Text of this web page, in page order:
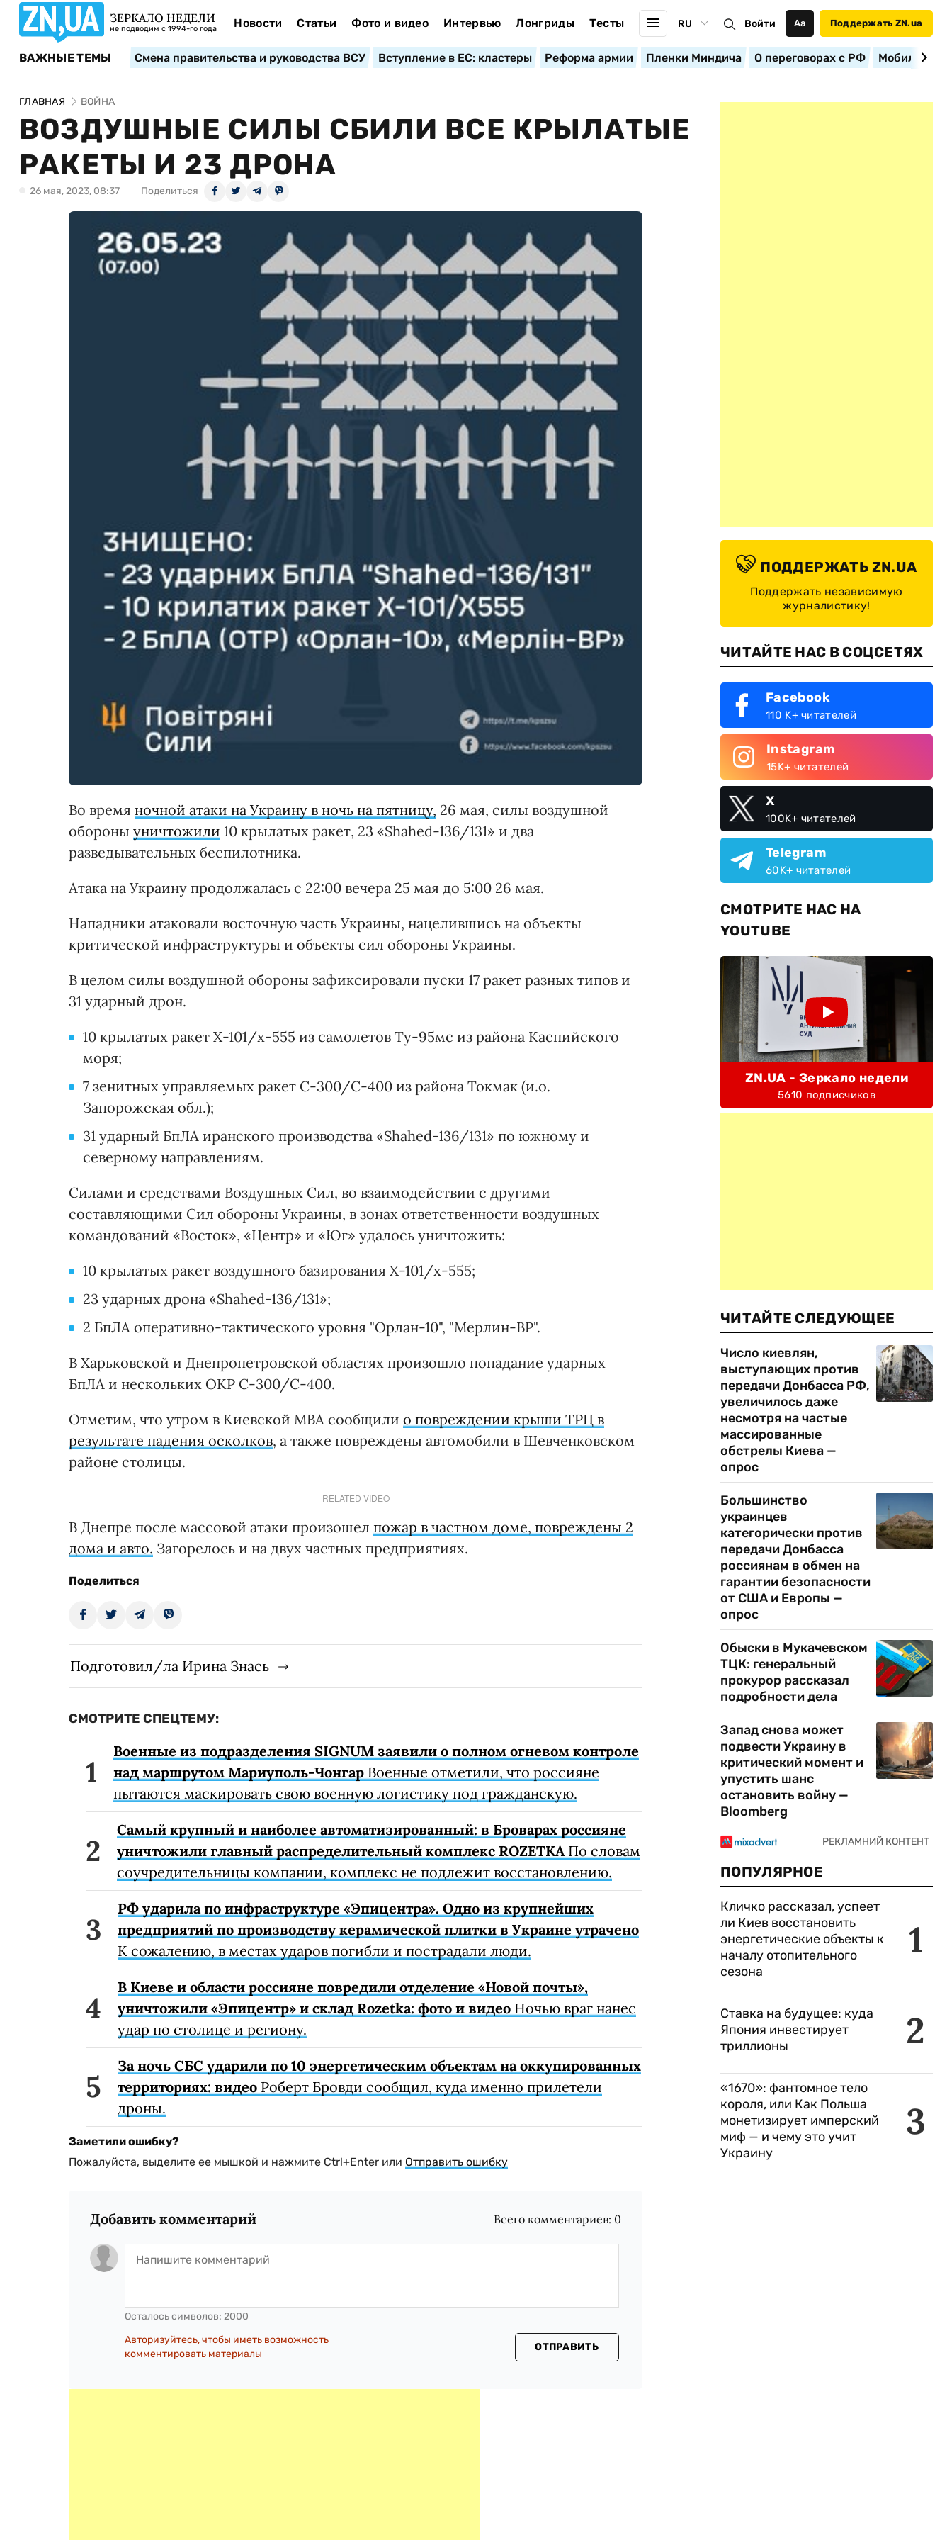
ЗЕРКАЛО НЕДЕЛИ
не подводим с 1994-го года Новости Статьи Фото и видео Интервью Лонгриды Тесты RU Войти Аа Поддержать ZN.ua
ВАЖНЫЕ ТЕМЫ Смена правительства и руководства ВСУ Вступление в ЕС: кластеры Реформа армии Пленки Миндича О переговорах с РФ
ГЛАВНАЯ ВОЙНА
ВОЗДУШНЫЕ СИЛЫ СБИЛИ ВСЕ КРЫЛАТЫЕ
РАКЕТЫ И 23 ДРОНА
26 мая, 2023, 08:37 Поделиться
Во время ночной атаки на Украину в ночь на пятницу, 26 мая, силы воздушной
обороны уничтожили 10 крылатых ракет, 23 «Shahed-136/131» и два
разведывательных беспилотника.
Атака на Украину продолжалась с 22:00 вечера 25 мая до 5:00 26 мая.
Нападники атаковали восточную часть Украины, нацелившись на объекты
критической инфраструктуры и объекты сил обороны Украины.
В целом силы воздушной обороны зафиксировали пуски 17 ракет разных типов и
31 ударный дрон.
10 крылатых ракет Х-101/х-555 из самолетов Ту-95мс из района Каспийского
моря;
7 зенитных управляемых ракет С-300/С-400 из района Токмак (и.о.
Запорожская обл.);
31 ударный БпЛА иранского производства «Shahed-136/131» по южному и
северному направлениям.
Силами и средствами Воздушных Сил, во взаимодействии с другими
составляющими Сил обороны Украины, в зонах ответственности воздушных
командований «Восток», «Центр» и «Юг» удалось уничтожить:
10 крылатых ракет воздушного базирования Х-101/х-555;
23 ударных дрона «Shahed-136/131»;
2 БпЛА оперативно-тактического уровня "Орлан-10", "Мерлин-ВР".
В Харьковской и Днепропетровской областях произошло попадание ударных
БпЛА и нескольких ОКР С-300/С-400.
Отметим, что утром в Киевской МВА сообщили о повреждении крыши ТРЦ в
результате падения осколков, а также повреждены автомобили в Шевченковском
районе столицы.
RELATED VIDEO
В Днепре после массовой атаки произошел пожар в частном доме, повреждены 2
дома и авто. Загорелось и на двух частных предприятиях.
Поделиться
Подготовил/ла Ирина Знась
СМОТРИТЕ СПЕЦТЕМУ:
Военные из подразделения SIGNUM заявили о полном огневом контроле
над маршрутом Мариуполь-Чонгар Военные отметили, что россияне
пытаются маскировать свою военную логистику под гражданскую.
Самый крупный и наиболее автоматизированный: в Броварах россияне
уничтожили главный распределительный комплекс ROZETKAПо словам
соучредительницы компании, комплекс не подлежит восстановлению.
РФ ударила по инфраструктуре «Эпицентра». Одно из крупнейших
предприятий по производству керамической плитки в Украине утрачено
К сожалению, в местах ударов погибли и пострадали люди.
В Киеве и области россияне повредили отделение «Новой почты»,
уничтожили «Эпицентр» и склад Rozetka: фото и видео Ночью враг нанес
удар по столице и региону.
За ночь СБС ударили по 10 энергетическим объектам на оккупированных
территориях: видео Роберт Бровди сообщил, куда именно прилетели
дроны.
Заметили ошибку?
Пожалуйста, выделите ее мышкой и нажмите Ctrl+Enter или Отправить ошибку
Добавить комментарий Всего комментариев: 0
Осталось символов: 2000
Авторизуйтесь, чтобы иметь возможность
комментировать материалы
ОТПРАВИТЬ
ПОДДЕРЖАТЬ ZN.UA
Поддержать независимую
журналистику!
ЧИТАЙТЕ НАС В СОЦСЕТЯХ
Facebook
110 K+ читателей
Instagram
15K+ читателей
X
100K+ читателей
Telegram
60K+ читателей
СМОТРИТЕ НАС НА
YOUTUBE
ZN.UA - Зеркало недели
5610 подписчиков
ЧИТАЙТЕ СЛЕДУЮЩЕЕ
Число киевлян,
выступающих против
передачи Донбасса РФ,
увеличилось даже
несмотря на частые
массированные
обстрелы Киева —
опрос
Большинство
украинцев
категорически против
передачи Донбасса
россиянам в обмен на
гарантии безопасности
от США и Европы —
опрос
Обыски в Мукачевском
ТЦК: генеральный
прокурор рассказал
подробности дела
Запад снова может
подвести Украину в
критический момент и
упустить шанс
остановить войну —
Bloomberg
ПОПУЛЯРНОЕ
1
Кличко рассказал, успеет
ли Киев восстановить
энергетические объекты к
началу отопительного
сезона
2
Ставка на будущее: куда
Япония инвестирует
триллионы
3
«1670»: фантомное тело
короля, или Как Польша
монетизирует имперский
миф — и чему это учит
Украину